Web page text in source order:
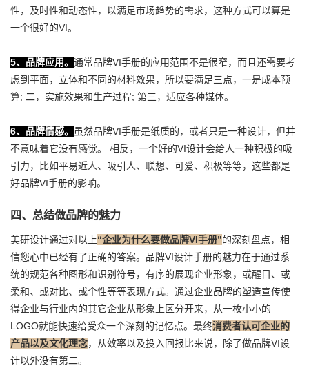
性，及时性和动态性，以满足市场趋势的需求，这种方式可以算是
一个很好的VI。
5、品牌应用。 通常品牌VI手册的应用范围不是很窄，而且还需要考
虑到平面，立体和不同的材料效果，所以要满足三点，一是成本预
算; 二，实施效果和生产过程; 第三，适应各种媒体。
6、品牌情感。
虽然品牌VI手册是纸质的，或者只是一种设计，但并
不意味着它没有感觉。 相反，一个好的VI设计会给人一种积极的吸
引力，比如平易近人、吸引人、联想、可爱、积极等等，这些都是
好品牌VI手册的影响。
四、总结做品牌的魅力
美研设计通过对以上“企业为什么要做品牌VI手册”的深刻盘点，相
信您心中已经有了正确的答案。品牌VI设计手册的魅力在于通过系
统的规范各种图形和识别符号，有序的展现企业形象，或醒目、或
柔和、或对比、或个性等等表现方式。通过企业品牌的塑造宣传使
得企业与行业内的其它企业从形象上区分开来，从一枚小小的
LOGO就能快速给受众一个深刻的记忆点。最终消费者认可企业的
产品以及文化理念，从效率以及投入回报比来说，除了做品牌VI设
计以外没有第二。